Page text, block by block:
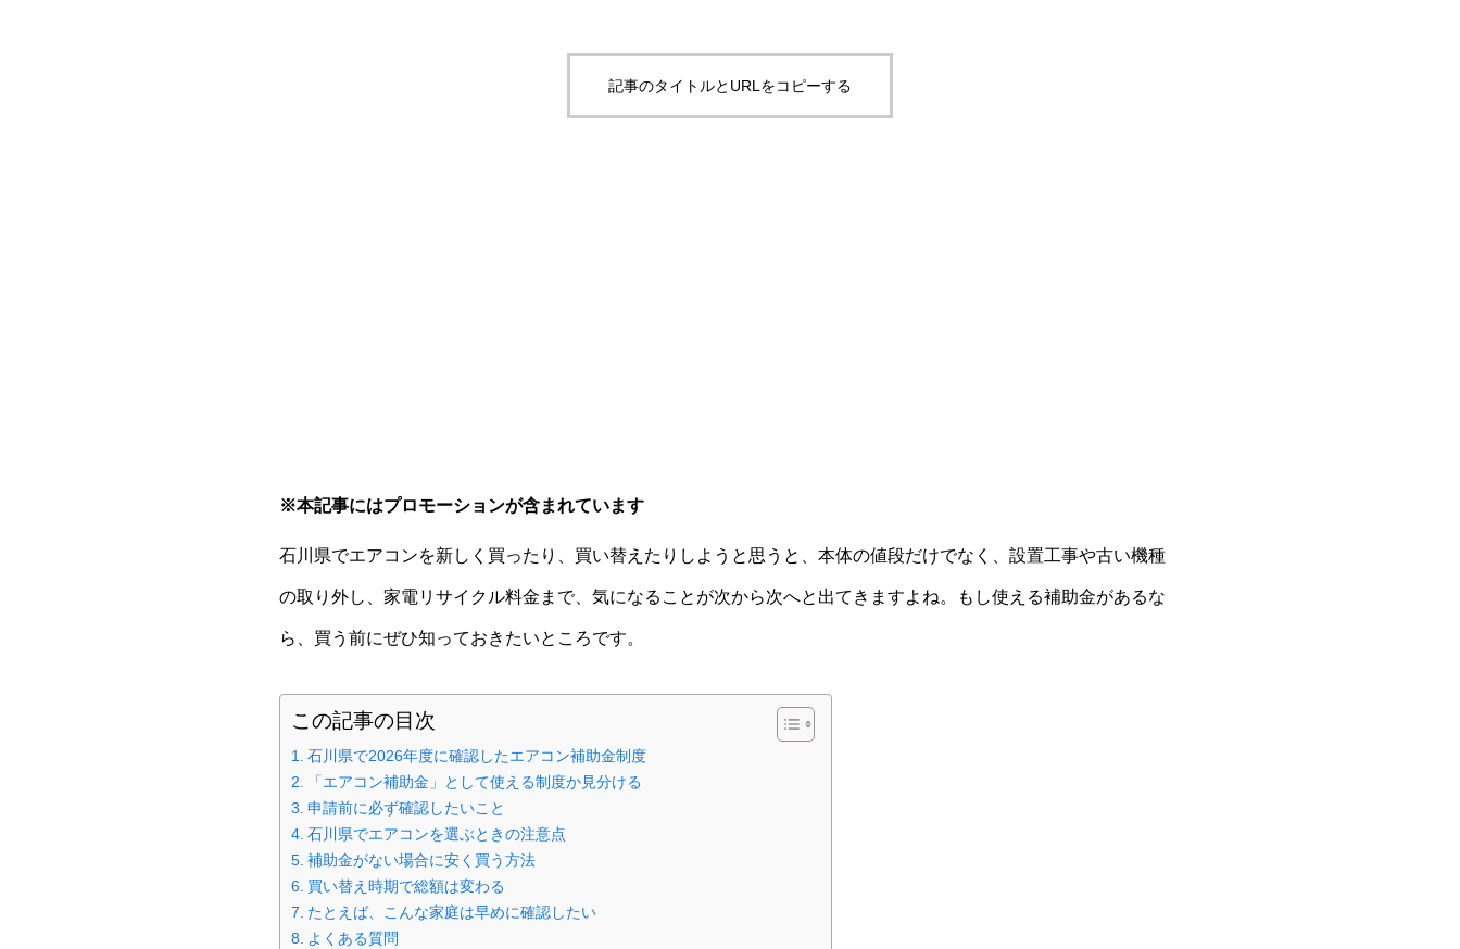
記事のタイトルとURLをコピーする
※本記事にはプロモーションが含まれています
石川県でエアコンを新しく買ったり、買い替えたりしようと思うと、本体の値段だけでなく、設置工事や古い機種
の取り外し、家電リサイクル料金まで、気になることが次から次へと出てきますよね。もし使える補助金があるな
ら、買う前にぜひ知っておきたいところです。
この記事の目次
石川県で2026年度に確認したエアコン補助金制度
「エアコン補助金」として使える制度か見分ける
申請前に必ず確認したいこと
石川県でエアコンを選ぶときの注意点
補助金がない場合に安く買う方法
買い替え時期で総額は変わる
たとえば、こんな家庭は早めに確認したい
よくある質問